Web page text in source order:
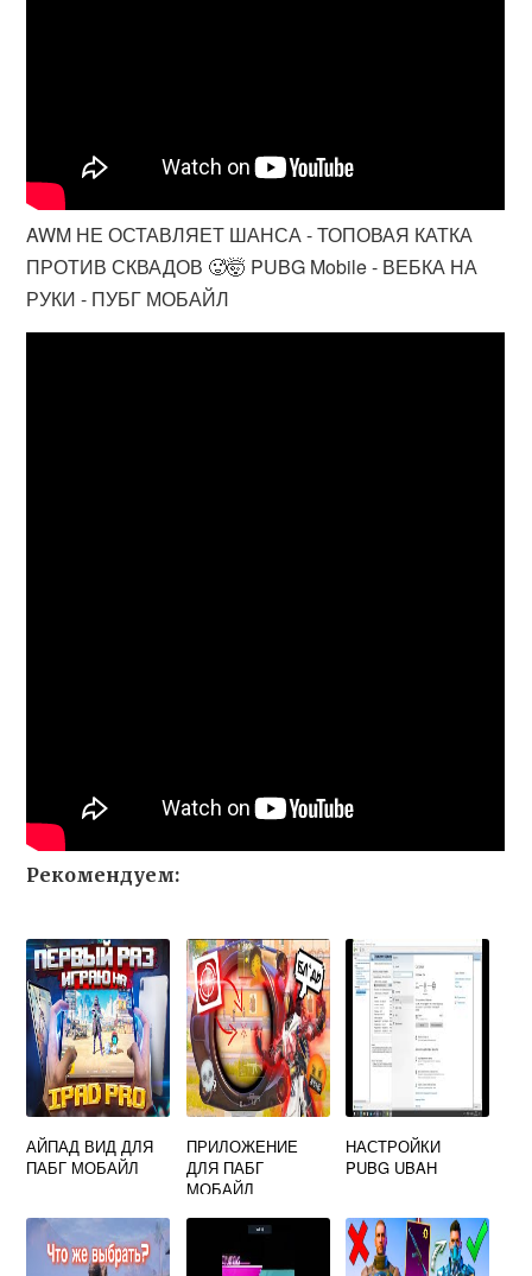
AWM НЕ ОСТАВЛЯЕТ ШАНСА - ТОПОВАЯ КАТКА
ПРОТИВ СКВАДОВ 🥵🤯 PUBG Mobile - ВЕБКА НА
РУКИ - ПУБГ МОБАЙЛ
Рекомендуем:
АЙПАД ВИД ДЛЯ
ПАБГ МОБАЙЛ
ПРИЛОЖЕНИЕ
ДЛЯ ПАБГ
МОБАЙЛ
НАСТРОЙКИ
PUBG UBAH